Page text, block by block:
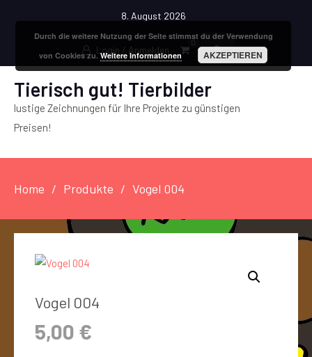
8. August 2026
Login / Anmelden
0
Tierisch gut! Tierbilder
lustige Zeichnungen für Ihre Projekte zu günstigen
Preisen!
Home Produkte Vogel 004
Vogel 004
5,00 €
Durch die weitere Nutzung der Seite stimmst du der Verwendung
von Cookies zu.Weitere Informationen AKZEPTIEREN